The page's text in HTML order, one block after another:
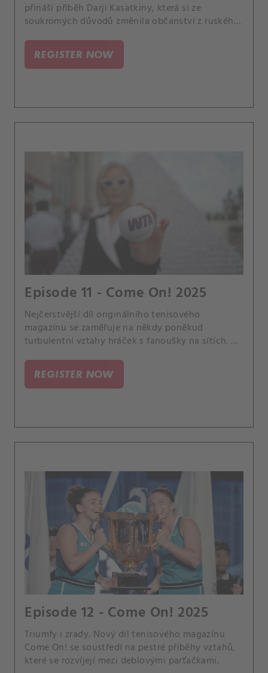
přináší příběh Darji Kasatkiny, která si ze
soukromých důvodů změnila občanství z ruského
případy a uvádí je do souvislostí.
REGISTER NOW
Episode 11 - Come On! 2025
Nejčerstvější díl originálního tenisového
magazínu se zaměřuje na někdy poněkud
turbulentní vztahy hráček s fanoušky na sítích. A
šéfa WTA, jehož tahy v branži vyvolaly hodně
nespokojenosti a pobouření.
REGISTER NOW
Episode 12 - Come On! 2025
Triumfy i zrady. Nový díl tenisového magazínu
Come On! se soustředí na pestré příběhy vztahů,
které se rozvíjejí mezi deblovými parťačkami.